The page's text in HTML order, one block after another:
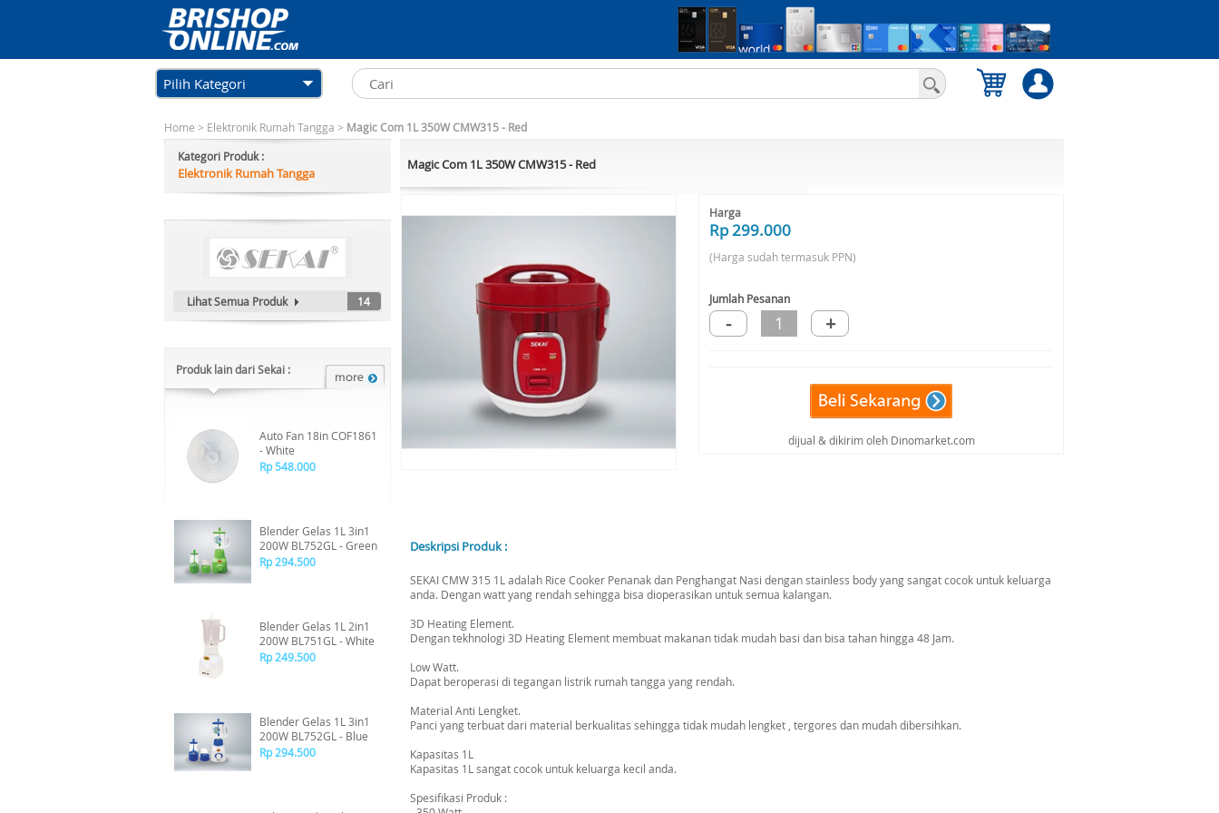
Pilih Kategori
Home > Elektronik Rumah Tangga > Magic Com 1L 350W CMW315 - Red
Kategori Produk :
Elektronik Rumah Tangga
Lihat Semua Produk 14
Produk lain dari Sekai :
Auto Fan 18in COF1861
- White
Rp 548.000
Blender Gelas 1L 3in1
200W BL752GL - Green
Rp 294.500
Blender Gelas 1L 2in1
200W BL751GL - White
Rp 249.500
Blender Gelas 1L 3in1
200W BL752GL - Blue
Rp 294.500
Magic Com 1L 350W CMW315 - Red
Harga
Rp 299.000
(Harga sudah termasuk PPN)
Jumlah Pesanan
- 1 +
dijual & dikirim oleh Dinomarket.com
Deskripsi Produk :
SEKAI CMW 315 1L adalah Rice Cooker Penanak dan Penghangat Nasi dengan stainless body yang sangat cocok untuk keluarga
anda. Dengan watt yang rendah sehingga bisa dioperasikan untuk semua kalangan.
3D Heating Element.
Dengan tekhnologi 3D Heating Element membuat makanan tidak mudah basi dan bisa tahan hingga 48 Jam.
Low Watt.
Dapat beroperasi di tegangan listrik rumah tangga yang rendah.
Material Anti Lengket.
Panci yang terbuat dari material berkualitas sehingga tidak mudah lengket , tergores dan mudah dibersihkan.
Kapasitas 1L
Kapasitas 1L sangat cocok untuk keluarga kecil anda.
Spesifikasi Produk :